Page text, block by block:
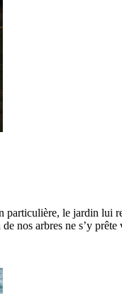
le jardin lui
de nos arbres ne s’y